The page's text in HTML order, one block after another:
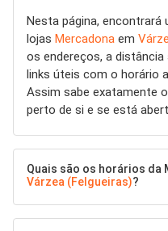
Nesta página, encontrará
lojas Mercadona em
os endereços, a
links úteis com o horário
Assim sabe exatamente
perto de si e se está
Quais são os horários da
Várzea (Felgueiras)?